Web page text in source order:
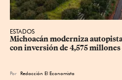
ESTADOS
Michoacán moderniza
con inversión de 4,575 millones
Por Redacción El Economista